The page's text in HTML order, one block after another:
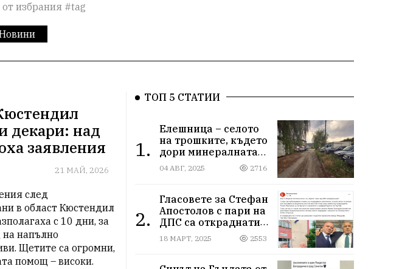
избрания #tag
декари: над
заявления
21 МАЙ, 2026
след
в област Кюстендил
с 10 дни, за
на напълно
Щетите са огромни,
помощ – високи.
ТОП 5 СТАТИИ
1.
Елешница – селото
на трошките, където
дори минералната
вода не може да
измие срама
04 АВГ, 2025 2716
2.
Гласовете за Стефан
Апостолов с пари на
ДПС са откраднати
от Иван Герчев,
медия бухалка го
18 МАРТ, 2025 2553